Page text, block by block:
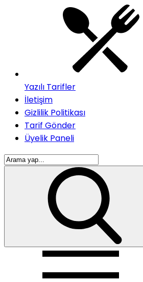
Yazılı Tarifler
İletişim
Gizlilik Politikası
Tarif Gönder
Üyelik Paneli